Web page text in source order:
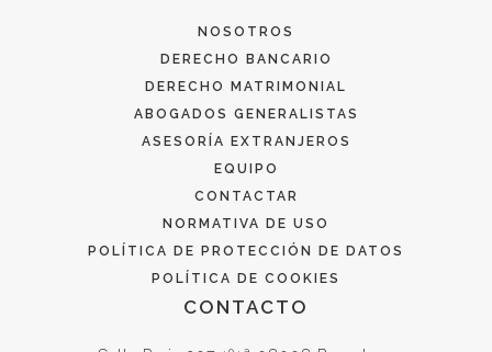
NOSOTROS
DERECHO BANCARIO
DERECHO MATRIMONIAL
ABOGADOS GENERALISTAS
ASESORÍA EXTRANJEROS
EQUIPO
CONTACTAR
NORMATIVA DE USO
POLÍTICA DE PROTECCIÓN DE DATOS
POLÍTICA DE COOKIES
CONTACTO